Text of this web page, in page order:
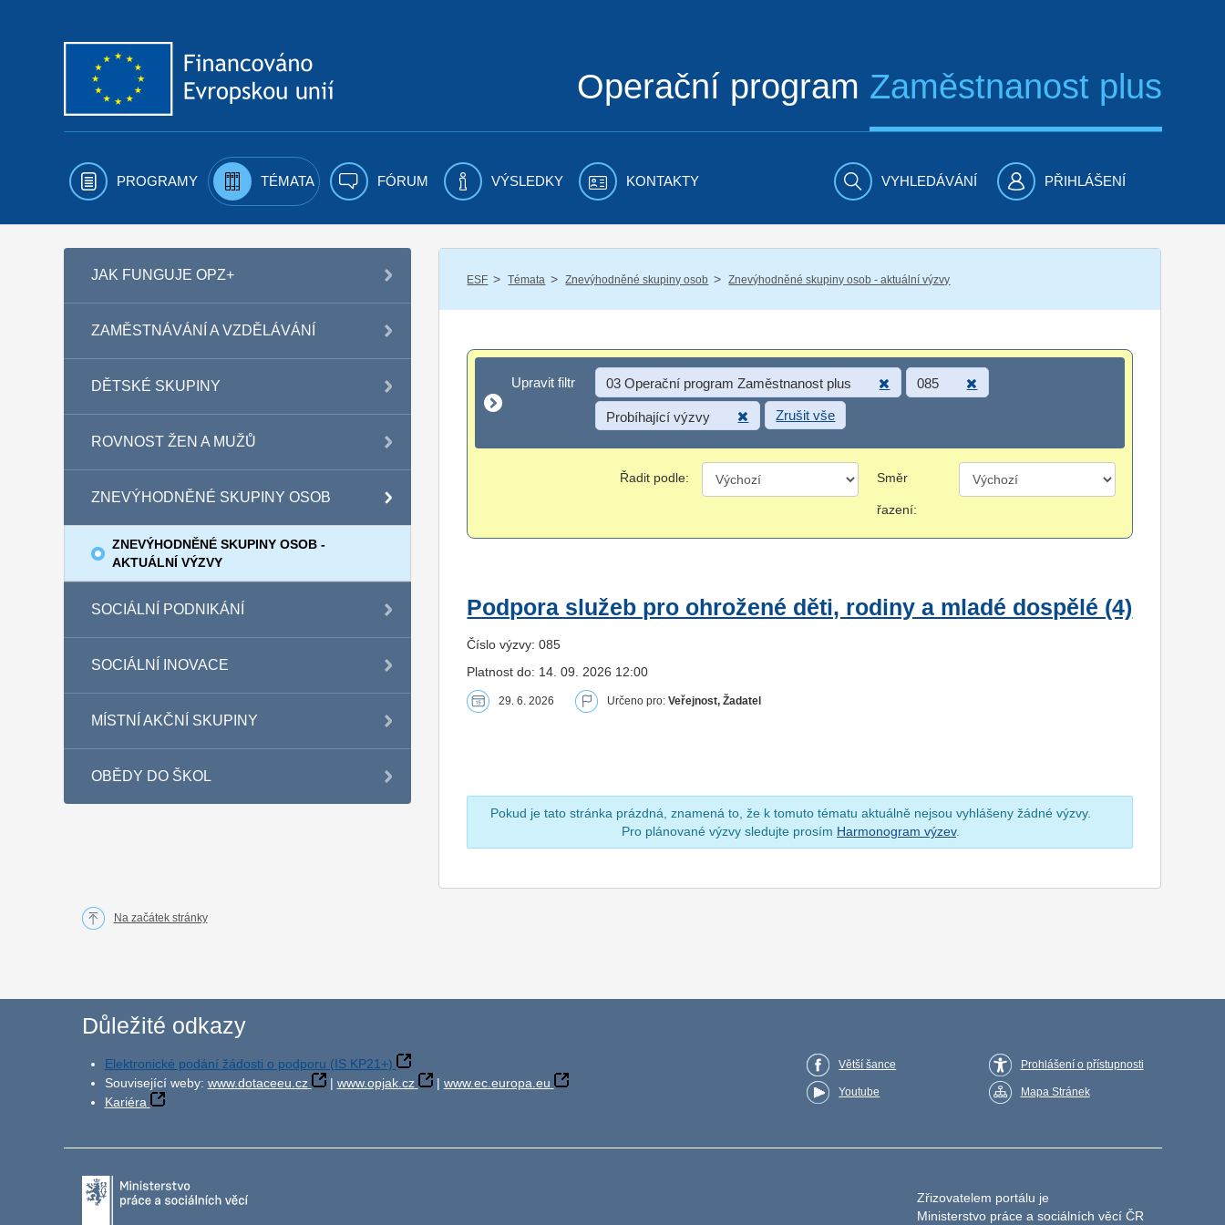
Operační program Zaměstnanost plus
PROGRAMY TÉMATA FÓRUM VÝSLEDKY KONTAKTY VYHLEDÁVÁNÍ PŘIHLÁŠENÍ
JAK FUNGUJE OPZ+
ZAMĚSTNÁVÁNÍ A VZDĚLÁVÁNÍ
DĚTSKÉ SKUPINY
ROVNOST ŽEN A MUŽŮ
ZNEVÝHODNĚNÉ SKUPINY OSOB
ZNEVÝHODNĚNÉ SKUPINY OSOB -
AKTUÁLNÍ VÝZVY
SOCIÁLNÍ PODNIKÁNÍ
SOCIÁLNÍ INOVACE
MÍSTNÍ AKČNÍ SKUPINY
OBĚDY DO ŠKOL
ESF / Témata / Znevýhodněné skupiny osob / Znevýhodněné skupiny osob - aktuální výzvy
Upravit filtr
Upravit filtr 03 Operační program Zaměstnanost plus 085
Probíhající výzvy Zrušit vše
Řadit podle: Směr
řazení:
Podpora služeb pro ohrožené děti, rodiny a mladé dospělé (4)
Číslo výzvy: 085
Platnost do: 14. 09. 2026 12:00
29. 6. 2026 Určeno pro:Veřejnost, Žadatel
Pokud je tato stránka prázdná, znamená to, že k tomuto tématu aktuálně nejsou vyhlášeny žádné výzvy.
Pro plánované výzvy sledujte prosím Harmonogram výzev.
Na začátek stránky
Důležité odkazy
Elektronické podání žádosti o podporu (IS KP21+)
Související weby: www.dotaceeu.cz | www.opjak.cz | www.ec.europa.eu
Kariéra
Větší šance
Youtube
Prohlášení o přístupnosti
Mapa Stránek
Zřizovatelem portálu je
Ministerstvo práce a sociálních věcí ČR